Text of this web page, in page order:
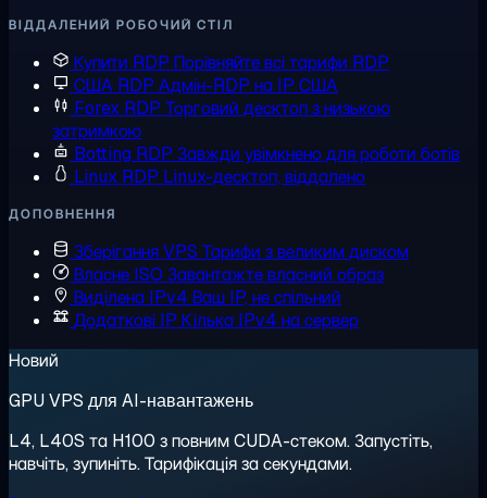
ВІДДАЛЕНИЙ РОБОЧИЙ СТІЛ
Купити RDP Порівняйте всі тарифи RDP
США RDP Адмін-RDP на IP США
Forex RDP Торговий десктоп з низькою
затримкою
Botting RDP Завжди увімкнено для роботи ботів
Linux RDP Linux-десктоп, віддалено
ДОПОВНЕННЯ
Зберігання VPS Тарифи з великим диском
Власне ISO Завантажте власний образ
Виділена IPv4 Ваш IP, не спільний
Додаткові IP Кілька IPv4 на сервер
Новий
GPU VPS для AI-навантажень
L4, L40S та H100 з повним CUDA-стеком. Запустіть,
навчіть, зупиніть. Тарифікація за секундами.